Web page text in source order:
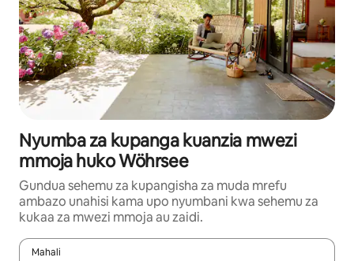
Nyumba za kupanga kuanzia mwezi
mmoja huko Wöhrsee
Gundua sehemu za kupangisha za muda mrefu
ambazo unahisi kama upo nyumbani kwa sehemu za
kukaa za mwezi mmoja au zaidi.
Mahali